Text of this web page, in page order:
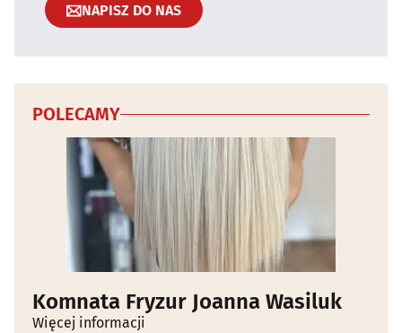
NAPISZ DO NAS
POLECAMY
Komnata Fryzur Joanna Wasiluk
Więcej informacji